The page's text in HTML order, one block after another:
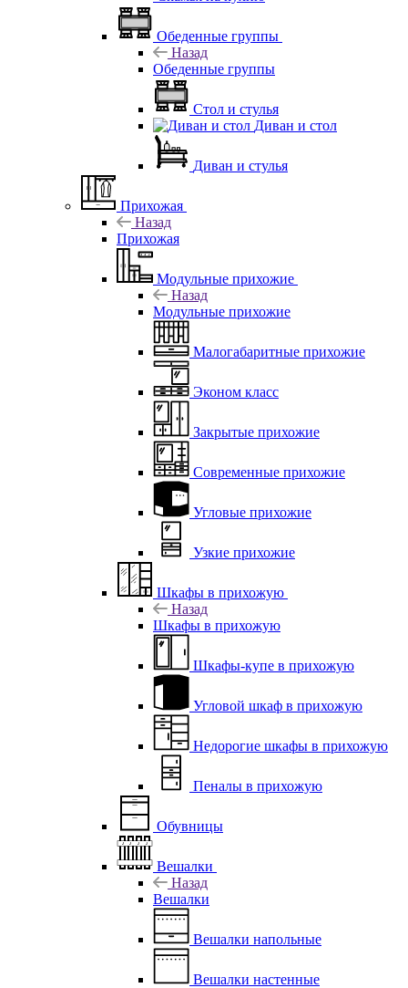
Обеденные группы
Назад
Обеденные группы
Стол и стулья
Диван и стол
Диван и стулья
Прихожая
Назад
Прихожая
Модульные прихожие
Назад
Модульные прихожие
Малогабаритные прихожие
Эконом класс
Закрытые прихожие
Современные прихожие
Угловые прихожие
Узкие прихожие
Шкафы в прихожую
Назад
Шкафы в прихожую
Шкафы-купе в прихожую
Угловой шкаф в прихожую
Недорогие шкафы в прихожую
Пеналы в прихожую
Обувницы
Вешалки
Назад
Вешалки
Вешалки напольные
Вешалки настенные